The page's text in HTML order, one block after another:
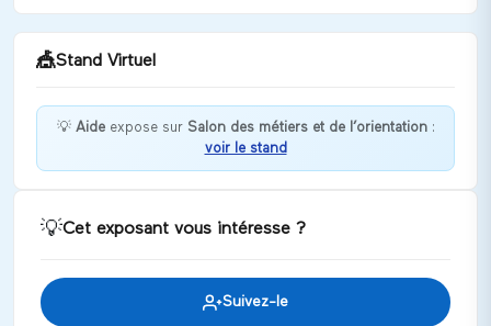
🎪Stand Virtuel
Bienvenue chez Aide !
💡 Aideexpose sur Salon des métiers et de l’orientation:
voir le stand
💡Cet exposant vous intéresse ?
Suivez-le